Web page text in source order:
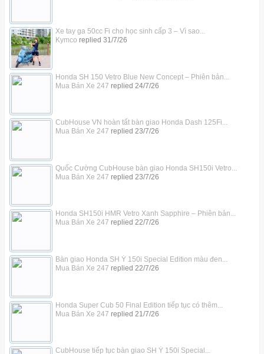
Xe tay ga 50cc Fi cho học sinh cấp 3 – Vì sao...
Kymco replied 31/7/26
Honda SH 150 Vetro Blue New Concept – Phiên bản...
Mua Bán Xe 247 replied 24/7/26
CubHouse VN hoàn tất bàn giao Honda Dash 125Fi...
Mua Bán Xe 247 replied 23/7/26
Quốc Cường CubHouse bàn giao Honda SH150i Vetro...
Mua Bán Xe 247 replied 23/7/26
Honda SH150i HMR Vetro Xanh Sapphire – Phiên bản...
Mua Bán Xe 247 replied 22/7/26
Bàn giao Honda SH Ý 150i Special Edition màu đen...
Mua Bán Xe 247 replied 22/7/26
Honda Super Cub 50 Final Edition tiếp tục có thêm...
Mua Bán Xe 247 replied 21/7/26
CubHouse tiếp tục bàn giao SH Ý 150i Special...